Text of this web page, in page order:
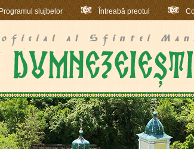
Programul slujbelor Întreabă preotul